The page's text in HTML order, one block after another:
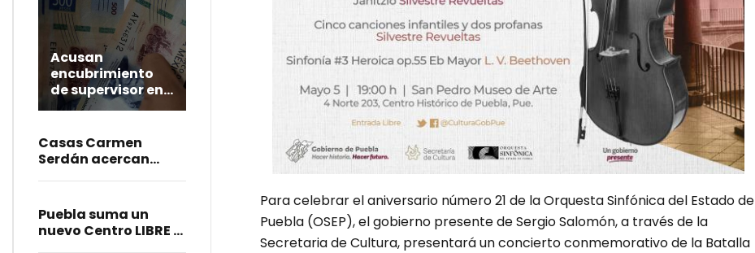
Acusan
encubrimiento
de supervisor en
desvío millonario
Casas Carmen
Serdán acercan
Puebla
Puebla suma un
nuevo Centro LIBRE y
Para celebrar el aniversario número 21 de la Orquesta Sinfónica del Estado de
Puebla (OSEP), el gobierno presente de Sergio Salomón, a través de la
Secretaria de Cultura, presentará un concierto conmemorativo de la Batalla